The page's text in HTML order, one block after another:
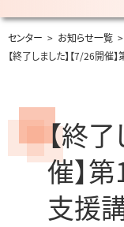
センター > お知らせ一覧 >
【終了しました】【7/26開
【終
催】
支援